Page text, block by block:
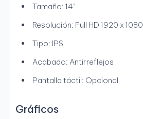
Tamaño: 14"
Resolución: Full HD 1920 x 1080
Tipo: IPS
Acabado: Antirreflejos
Pantalla táctil: Opcional
Gráficos